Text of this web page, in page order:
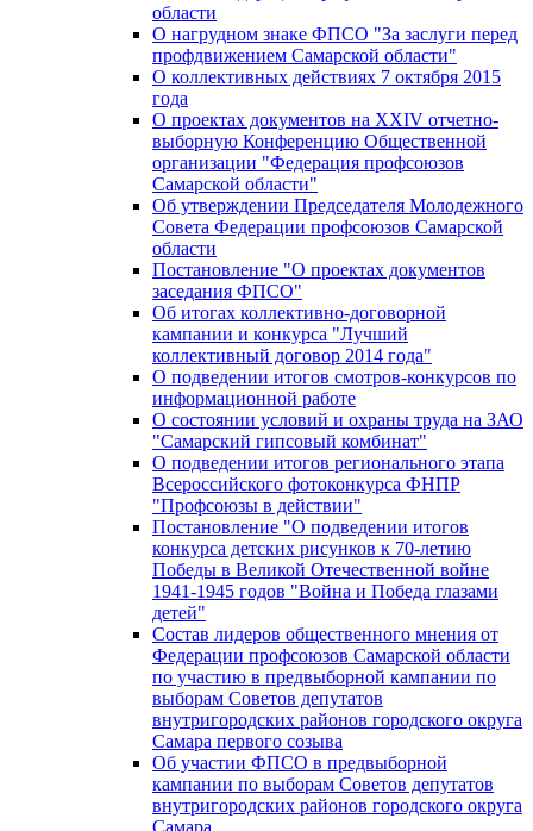
области
О нагрудном знаке ФПСО "За заслуги перед
профдвижением Самарской области"
О коллективных действиях 7 октября 2015
года
О проектах документов на XXIV отчетно-
выборную Конференцию Общественной
организации "Федерация профсоюзов
Самарской области"
Об утверждении Председателя Молодежного
Совета Федерации профсоюзов Самарской
области
Постановление "О проектах документов
заседания ФПСО"
Об итогах коллективно-договорной
кампании и конкурса "Лучший
коллективный договор 2014 года"
О подведении итогов смотров-конкурсов по
информационной работе
О состоянии условий и охраны труда на ЗАО
"Самарский гипсовый комбинат"
О подведении итогов регионального этапа
Всероссийского фотоконкурса ФНПР
"Профсоюзы в действии"
Постановление "О подведении итогов
конкурса детских рисунков к 70-летию
Победы в Великой Отечественной войне
1941-1945 годов "Война и Победа глазами
детей"
Состав лидеров общественного мнения от
Федерации профсоюзов Самарской области
по участию в предвыборной кампании по
выборам Советов депутатов
внутригородских районов городского округа
Самара первого созыва
Об участии ФПСО в предвыборной
кампании по выборам Советов депутатов
внутригородских районов городского округа
Самара